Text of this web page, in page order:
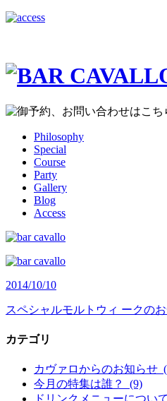
Philosophy
Special
Course
Party
Gallery
Blog
Access
2014/10/10
スペシャルモルトウィ ークの
カテゴリ
カヴァロからのお知らせ
今月の特集は誰？ (9)